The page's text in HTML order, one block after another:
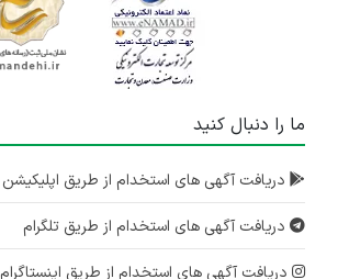
ما را دنبال کنید
دریافت آگهی های استخدام از طریق اپلیکیشن
دریافت آگهی های استخدام از طریق تلگرام
دریافت آگهی های استخدام از طریق اینستاگرام